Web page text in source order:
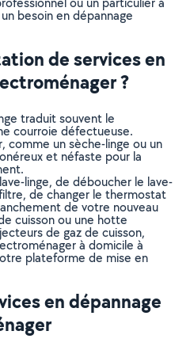
besoin en dépannage
de services en
?
traduit souvent le
courroie défectueuse.
comme un sèche-linge ou un
et néfaste pour la
linge, de déboucher le lave-
de changer le thermostat
de votre nouveau
cuisson ou une hotte
de gaz de cuisson,
à domicile à
plateforme de mise en
en dépannage